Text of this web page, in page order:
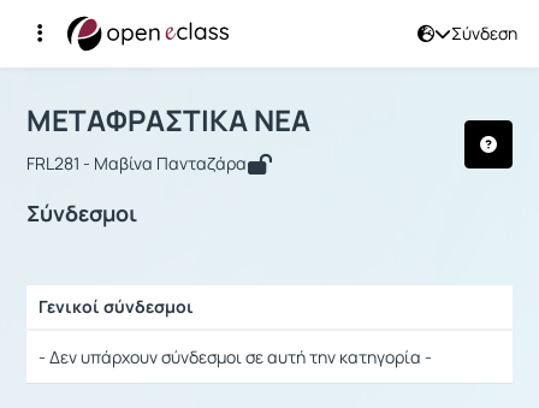
Σύνδεση
Αρχική Σελίδα
Μάθημα : ΜΕΤΑΦΡΑΣΤΙΚΑ ΝΕΑ
ΜΕΤΑΦΡΑΣΤΙΚΑ ΝΕΑ
FRL281 - Μαβίνα Πανταζάρα
Σύνδεσμοι
Γενικοί σύνδεσμοι
- Δεν υπάρχουν σύνδεσμοι σε αυτή την κατηγορία -